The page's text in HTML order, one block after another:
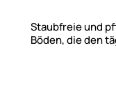
Staubfreie und
Böden, die den